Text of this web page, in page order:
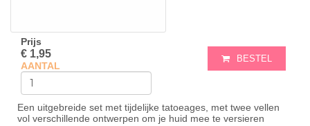
Prijs
€ 1,95
AANTAL
BESTEL
Een uitgebreide set met tijdelijke tatoeages, met twee vellen
vol verschillende ontwerpen om je huid mee te versieren